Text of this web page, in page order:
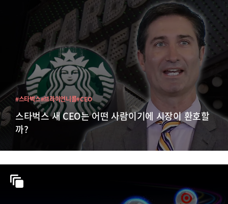
스타벅스 새 CEO는 어떤 사람이기에 시장이 환호할
까?
#스타벅스#브라이언니콜#CEO